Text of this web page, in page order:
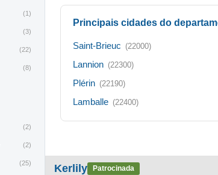
(1)
(3)
(22)
(8)
(2)
(2)
(25)
Principais cidades do
Saint-Brieuc (22000)
Lannion (22300)
Plérin (22190)
Lamballe (22400)
Kerlily Patrocinada